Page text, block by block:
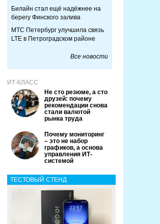
Билайн стал ещё надёжнее на
берегу Финского залива
МТС Петербург улучшила связь
LTE в Петроградском районе
Все новости
ИТ-КЛАСС
Не сто резюме, а сто
друзей: почему
рекомендации снова
стали валютой
рынка труда
Почему мониторинг
– это не набор
графиков, а основа
управления ИТ-
системой
ТЕСТОВЫЙ СТЕНД